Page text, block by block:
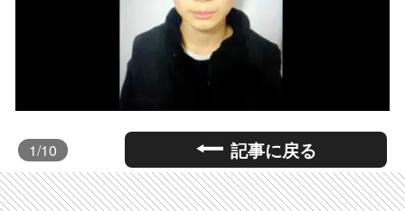
1/10 記事に戻る